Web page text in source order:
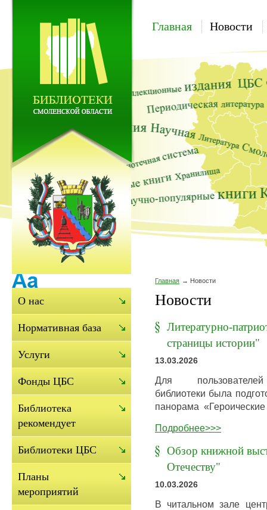
Главная Новости
Главная Новости
Новости
Литературно-
страницы истории"
13.03.2026
Для
библиотеки была
панорама
Подробнее>>>
Обзор книжной
Отечеству"
10.03.2026
В читальном зале
О нас
Нормативная база
Услуги
Фонды ЦБС
Библиотека
рекомендует
Библиотеки ЦБС
Планы
мероприятий